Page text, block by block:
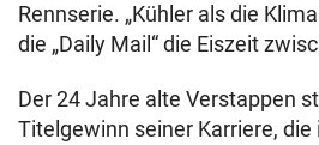
Rennserie. „Kühler als die
die „Daily Mail“ die Eiszeit
Der 24 Jahre alte Verstappen
Titelgewinn seiner Karriere,